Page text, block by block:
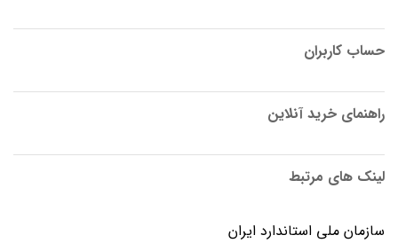
حساب کاربران
راهنمای خرید آنلاین
لینک های مرتبط
سازمان ملی استاندارد ایران